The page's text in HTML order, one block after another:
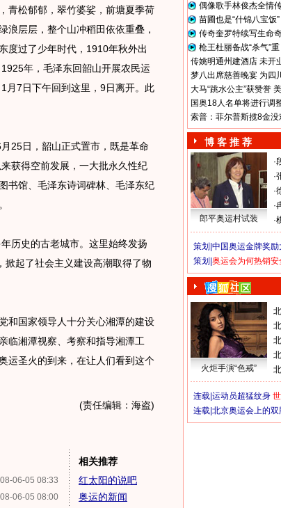
松郁郁，翠竹婆娑，前塘夏季荷
浪层层，整个山冲稻田依依重叠，
度过了少年时代，1910年秋外出
年，毛泽东回韶山开展农民运
月7日下午回到这里，9日离开。此
日，韶山正式置市，既是革命
获得空前发展，一大批永久性纪
书馆、毛泽东诗词碑林、毛泽东纪
史的古老城市。这里始终发扬
掀起了社会主义建设高潮取得了物
国家领导人十分关心湘潭的建设
临湘潭视察、考察和指导湘潭工
运圣火的到来，在让人们看到这个
(责任编辑：海盗)
08-06-05 08:33
08-06-05 08:00
相关推荐
红太阳的说吧
奥运的新闻
偶像歌手林俊杰全情
苗圃也是“什锦八宝饭”
传奇奎罗特续写生命
枪王杜丽备战“杀气”重
传姚明通州建酒店 未开
梦八出席慈善晚宴 为四
大马“跳水公主”获赞誉
国奥18人名单将进行调
索普：菲尔普斯揽8金
博 客 推 荐
郎平奥运村试装
·
·
·
·
·
策划| 中国奥运金牌奖
策划| 奥运会为何热销安
火炬手演“色戒”
连载| 运动员超猛纹身
连载| 北京奥运会上的双